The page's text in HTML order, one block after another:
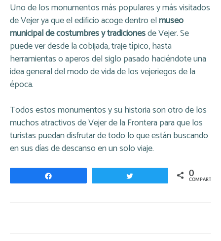
Uno de los monumentos más populares y más visitados
de Vejer ya que el edificio acoge dentro elmuseo
municipal de costumbres y tradicionesde Vejer. Se
puede ver desde la cobijada, traje típico, hasta
herramientas o aperos del siglo pasado haciéndote una
idea general del modo de vida de los vejeriegos de la
época.
Todos estos monumentos y su historia son otro de los
muchos atractivos de Vejer de la Frontera para que los
turistas puedan disfrutar de todo lo que están buscando
en sus días de descanso en un solo viaje.
0
COMPARTIR